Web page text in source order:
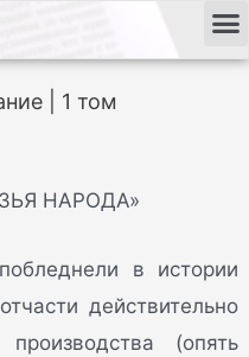
| 1 том
НАРОДА»
в истории
действительно
(опять